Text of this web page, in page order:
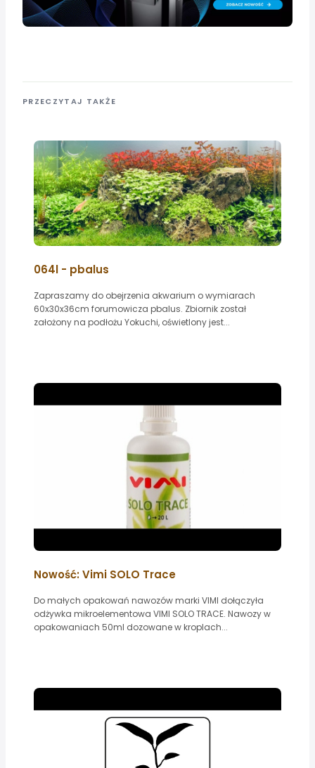
PRZECZYTAJ TAKŻE
064l - pbalus
Zapraszamy do obejrzenia akwarium o wymiarach
60x30x36cm forumowicza pbalus. Zbiornik został
założony na podłożu Yokuchi, oświetlony jest...
Nowość: Vimi SOLO Trace
Do małych opakowań nawozów marki VIMI dołączyła
odżywka mikroelementowa VIMI SOLO TRACE. Nawozy w
opakowaniach 50ml dozowane w kroplach...